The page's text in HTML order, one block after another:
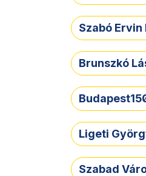
Szabó
Brunszkó
Ligeti
Szabad